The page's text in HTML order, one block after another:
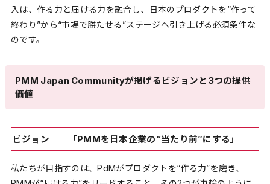
入は、作る力と届ける力を融合し、日本のプロダクトを“作って
終わり”から“市場で勝たせる”ステージへ引き上げる必須条件な
のです。
PMM Japan Communityが掲げるビジョンと3つの提供
価値
ビジョン──「PMMを日本企業の“当たり前”にする」
私たちが目指すのは、PdMがプロダクトを“作る力”を磨き、